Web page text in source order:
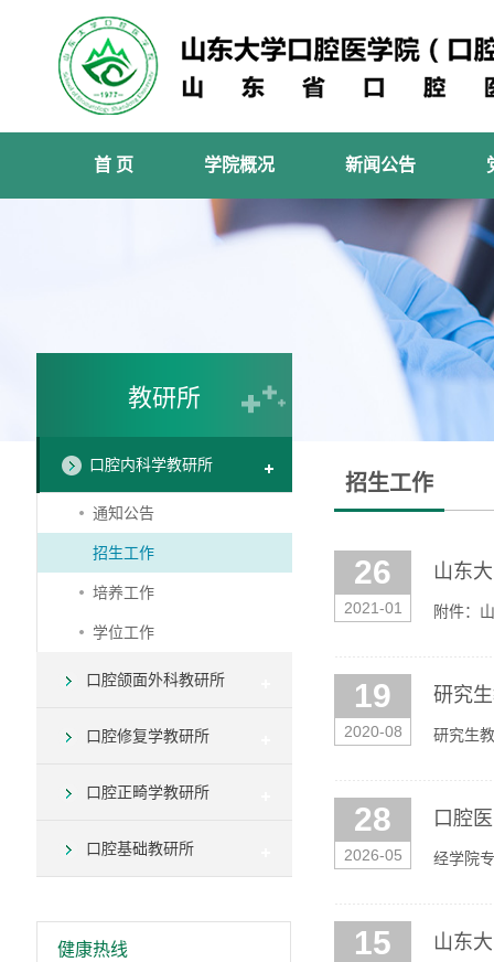
首 页 学院概况 新闻公告
教研所
口腔内科学教研所
通知公告
招生工作
培养工作
学位工作
口腔颌面外科教研所
口腔修复学教研所
口腔正畸学教研所
口腔基础教研所
健康热线
招生工作
26
2021-01
山东
附件：
19
2020-08
研究
研究生
28
2026-05
口腔
经学院
15 山东